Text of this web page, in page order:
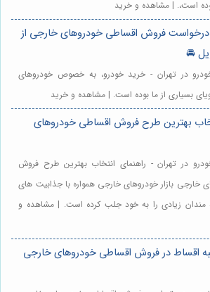
است،. | مشاهده و خرید
فروش اقساطی خودروهای خارجی از
🚘
در تهران - خرید خودرو، به خصوص خودروهای
بسیاری از ما بوده است. | مشاهده و خرید
بهترین طرح فروش اقساطی خودروهای
در تهران - راهنمای انتخاب بهترین طرح فروش
خارجی بازار خودروهای خارجی همواره با جذابیت های
مندان زیادی را به خود جلب کرده است. | مشاهده و
اقساط در فروش اقساطی خودروهای خارجی